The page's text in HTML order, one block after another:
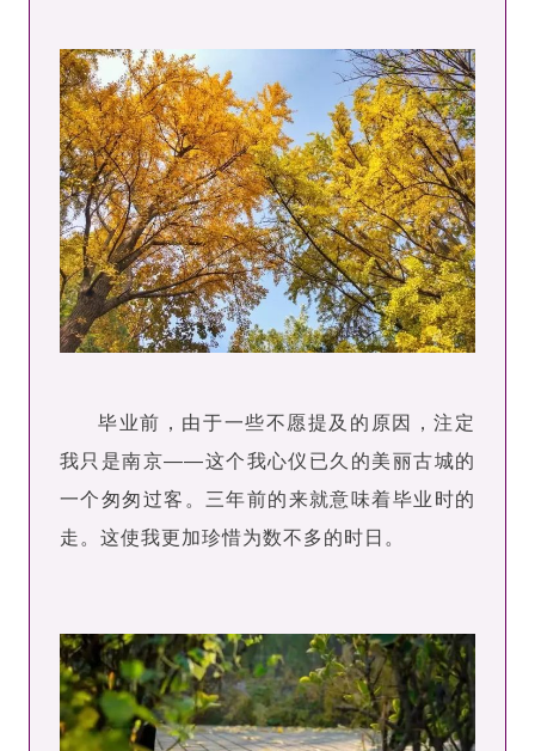
毕业前，由于一些不愿提及的原因，注定
我只是南京——这个我心仪已久的美丽古城的
一个匆匆过客。三年前的来就意味着毕业时的
走。这使我更加珍惜为数不多的时日。